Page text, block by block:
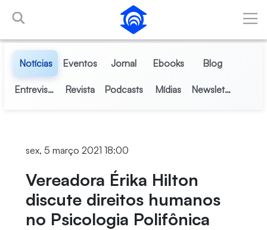
Pular para o Conteúdo principal
Notícias Eventos Jornal Ebooks Blog
Entrevistas Revista Podcasts Mídias Newsletter
sex, 5 março 2021 18:00
Vereadora Érika Hilton
discute direitos humanos
no Psicologia Polifônica